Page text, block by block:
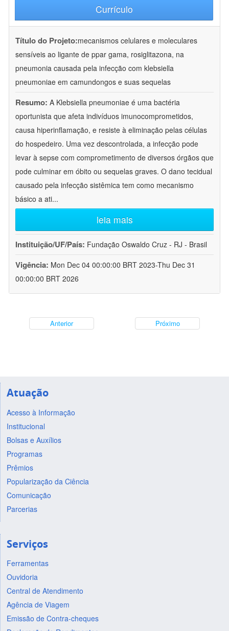
Currículo
Título do Projeto:mecanismos celulares e moleculares
sensíveis ao ligante de ppar gama, rosiglitazona, na
pneumonia causada pela infecção com klebsiella
pneumoniae em camundongos e suas sequelas
Resumo: A Klebsiella pneumoniae é uma bactéria
oportunista que afeta indivíduos imunocomprometidos,
causa hiperinflamação, e resiste à eliminação pelas células
do hospedeiro. Uma vez descontrolada, a infecção pode
levar à sepse com comprometimento de diversos órgãos que
pode culminar em óbito ou sequelas graves. O dano tecidual
causado pela infecção sistêmica tem como mecanismo
básico a ati...
leia mais
Instituição/UF/País: Fundação Oswaldo Cruz - RJ - Brasil
Vigência: Mon Dec 04 00:00:00 BRT 2023-Thu Dec 31
00:00:00 BRT 2026
Anterior Próximo
Atuação
Acesso à Informação
Institucional
Bolsas e Auxílios
Programas
Prêmios
Popularização da Ciência
Comunicação
Parcerias
Serviços
Ferramentas
Ouvidoria
Central de Atendimento
Agência de Viagem
Emissão de Contra-cheques